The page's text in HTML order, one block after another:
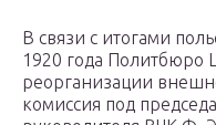
В связи с итогами
1920 года
реорганизации
комиссия под